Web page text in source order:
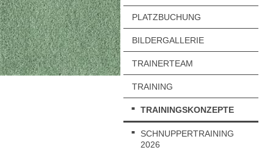
PLATZBUCHUNG
BILDERGALLERIE
TRAINERTEAM
TRAINING
TRAININGSKONZEPTE
SCHNUPPERTRAINING
2026